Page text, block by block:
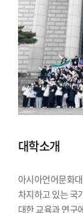
대학소개
아시아언어문화
차지하고 있는 국
대한 교육과 연구